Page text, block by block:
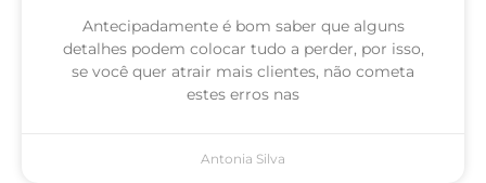
Antecipadamente é bom saber que alguns
detalhes podem colocar tudo a perder, por isso,
se você quer atrair mais clientes, não cometa
estes erros nas
Antonia Silva